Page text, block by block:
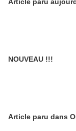
NOUVEAU !!!
Article paru dans